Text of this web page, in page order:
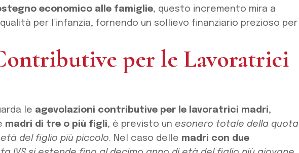
economico alle famiglie, questo incremento mira a
per l’infanzia, fornendo un sollievo finanziario prezioso per
per le Lavoratrici
le agevolazioni contributive per le lavoratrici madri,
madri di tre o più figli, è previsto un esonero totale della quota
del figlio più piccolo. Nel caso delle madri con due